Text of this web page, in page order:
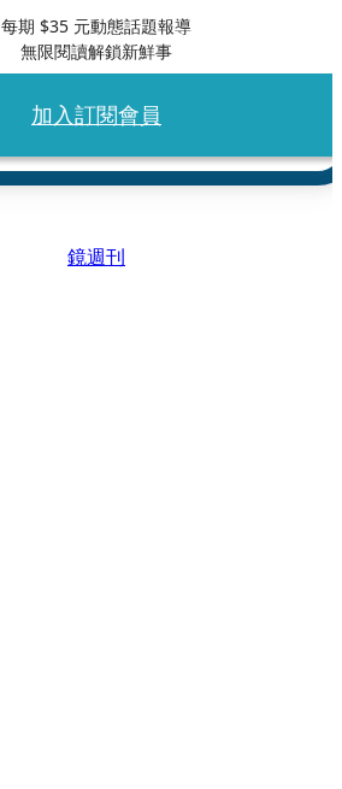
每期 $35 元動態話題報導
無限閱讀解鎖新鮮事
加入訂閱會員
鏡週刊